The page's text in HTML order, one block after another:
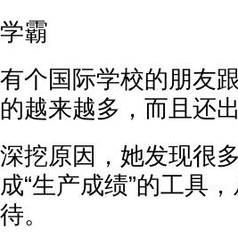
学霸
有个国际学校的朋友
的越来越多，而且还
深挖原因，她发现很
成“生产成绩”的工具
待。